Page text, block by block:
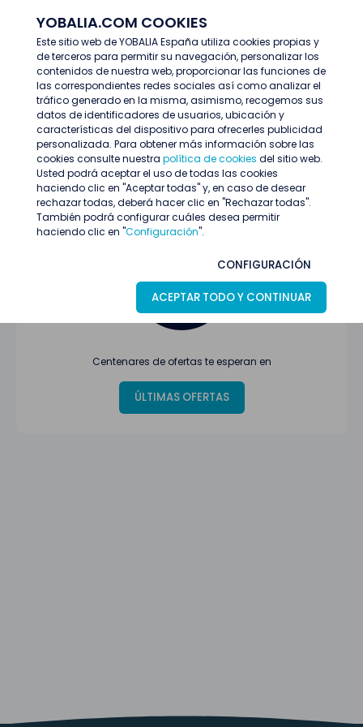
YOBALIA.COM COOKIES
Este sitio web de YOBALIA España utiliza cookies propias y
de terceros para permitir su navegación, personalizar los
contenidos de nuestra web, proporcionar las funciones de
las correspondientes redes sociales así como analizar el
tráfico generado en la misma, asimismo, recogemos sus
datos de identificadores de usuarios, ubicación y
características del dispositivo para ofrecerles publicidad
personalizada. Para obtener más información sobre las
cookies consulte nuestra política de cookies del sitio web.
Usted podrá aceptar el uso de todas las cookies
haciendo clic en "Aceptar todas" y, en caso de desear
rechazar todas, deberá hacer clic en "Rechazar todas".
También podrá configurar cuáles desea permitir
haciendo clic en "Configuración".
CONFIGURACIÓN
ACEPTAR TODO Y CONTINUAR
Últimas ofertas
Oferta no encontrada o ha finalizado su
proceso de selección
Centenares de ofertas te esperan en
ÚLTIMAS OFERTAS